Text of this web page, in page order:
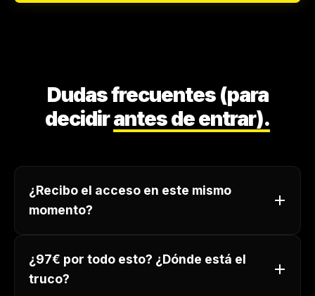
Dudas frecuentes (para
decidirantes de entrar).
¿Recibo el acceso en este mismo
momento?
¿97€ por todo esto? ¿Dónde está el
truco?